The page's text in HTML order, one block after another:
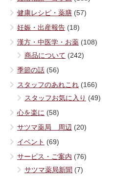
健康レシピ・薬膳 (57)
妊娠・出産報告 (18)
漢方・中医学・お薬 (108)
商品について (242)
季節の話 (56)
スタッフのあれこれ (166)
スタッフお気に入り (49)
心を楽に (58)
サツマ薬局 周辺 (20)
イベント (69)
サービス・ご案内 (76)
サツマ薬局新聞 (7)